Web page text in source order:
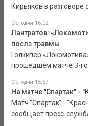
Кирьяков в разговоре с
Сегодня 16:02
Лантратов:
после травмы
Голкипер
прошедшем матче 3-го
Сегодня 15:57
На матче "Спартак" -
Матч "Спартак" -
сообщает пресс-служба